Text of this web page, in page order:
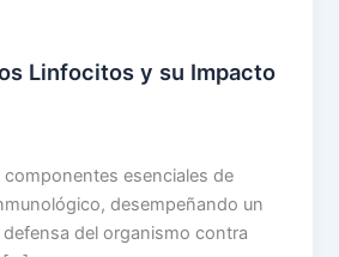
Linfocitos y su Impacto
esenciales de
desempeñando un
defensa del organismo contra